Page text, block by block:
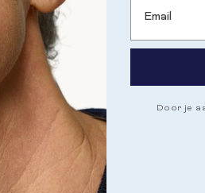
Choline
Door je